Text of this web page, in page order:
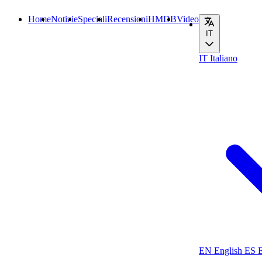
HomeNotizieSpecialiRecensioniHMDBVideo
IT
IT Italiano
EN English ES